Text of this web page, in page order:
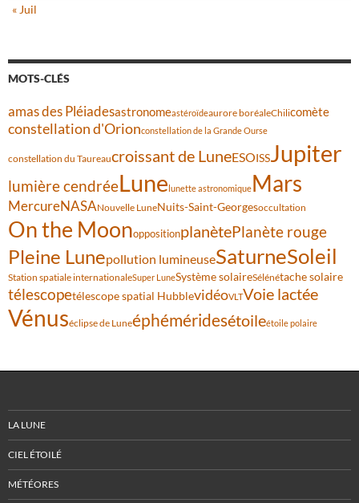
« Juil
MOTS-CLÉS
amas des Pléiadesastronomeastéroïdeaurore boréaleChilicomète
constellation d'Orionconstellation de la Grande Ourse
constellation du Taureaucroissant de LuneESOISSJupiter
lumière cendréeLune lunette astronomiqueMars
MercureNASANouvelle LuneNuits-Saint-Georgesoccultation
On the MoonoppositionplanètePlanète rouge
Pleine Lunepollution lumineuseSaturneSoleil
Station spatiale internationaleSuper LuneSystème solaireSélénétache solaire
télescopetélescope spatial HubblevidéoVLTVoie lactée
Vénuséclipse de Luneéphéméridesétoileétoile polaire
LA LUNE
CIEL ÉTOILÉ
MÉTÉORES